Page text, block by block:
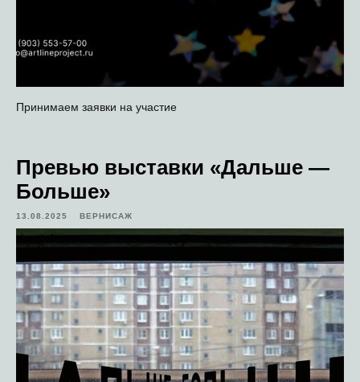
Принимаем заявки на участие
Превью выставки «Дальше —
Больше»
13.08.2025 ВЕРНИСАЖ